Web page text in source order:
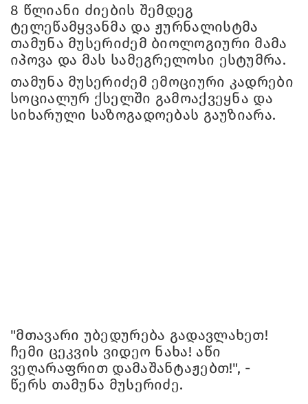
8 წლიანი ძიების შემდეგ
ტელეწამყვანმა და ჟურნალისტმა
თამუნა მუსერიძემ ბიოლოგიური მამა
იპოვა და მას სამეგრელოსი ესტუმრა.
თამუნა მუსერიძემ ემოციური კადრები
სოციალურ ქსელში გამოაქვეყნა და
სიხარული საზოგადოებას გაუზიარა.
"მთავარი უბედურება გადავლახეთ!
ჩემი ცეკვის ვიდეო ნახა! აწი
ვეღარაფრით დამაშანტაჟებთ!", -
წერს თამუნა მუსერიძე.